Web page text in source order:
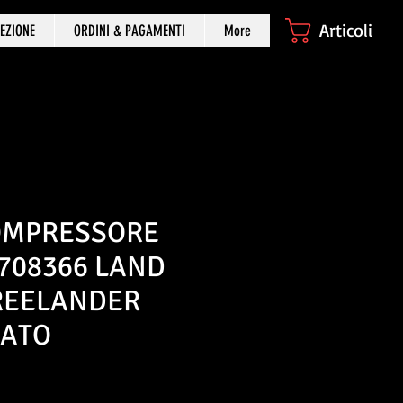
ORDINI & PAGAMENTI More Articoli
LAND